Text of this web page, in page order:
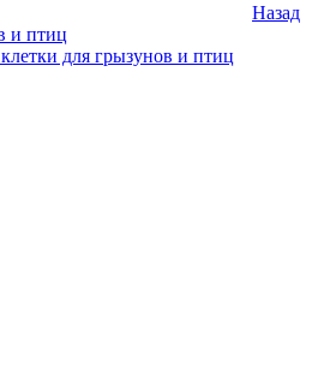
Назад
и птиц
для грызунов и птиц